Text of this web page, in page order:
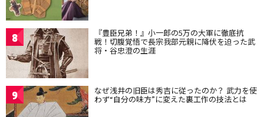
8 『豊臣兄弟！』小一郎の5万の大軍に徹底抗
戦！切腹覚悟で長宗我部元親に降伏を迫った武
将・谷忠澄の生涯
9 なぜ浅井の旧臣は秀吉に従ったのか？ 武力を使
わず“自分の味方”に変えた裏工作の技法とは